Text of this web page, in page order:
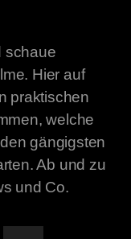
schaue
Hier auf
praktischen
welche
gängigsten
Ab und zu
und Co.